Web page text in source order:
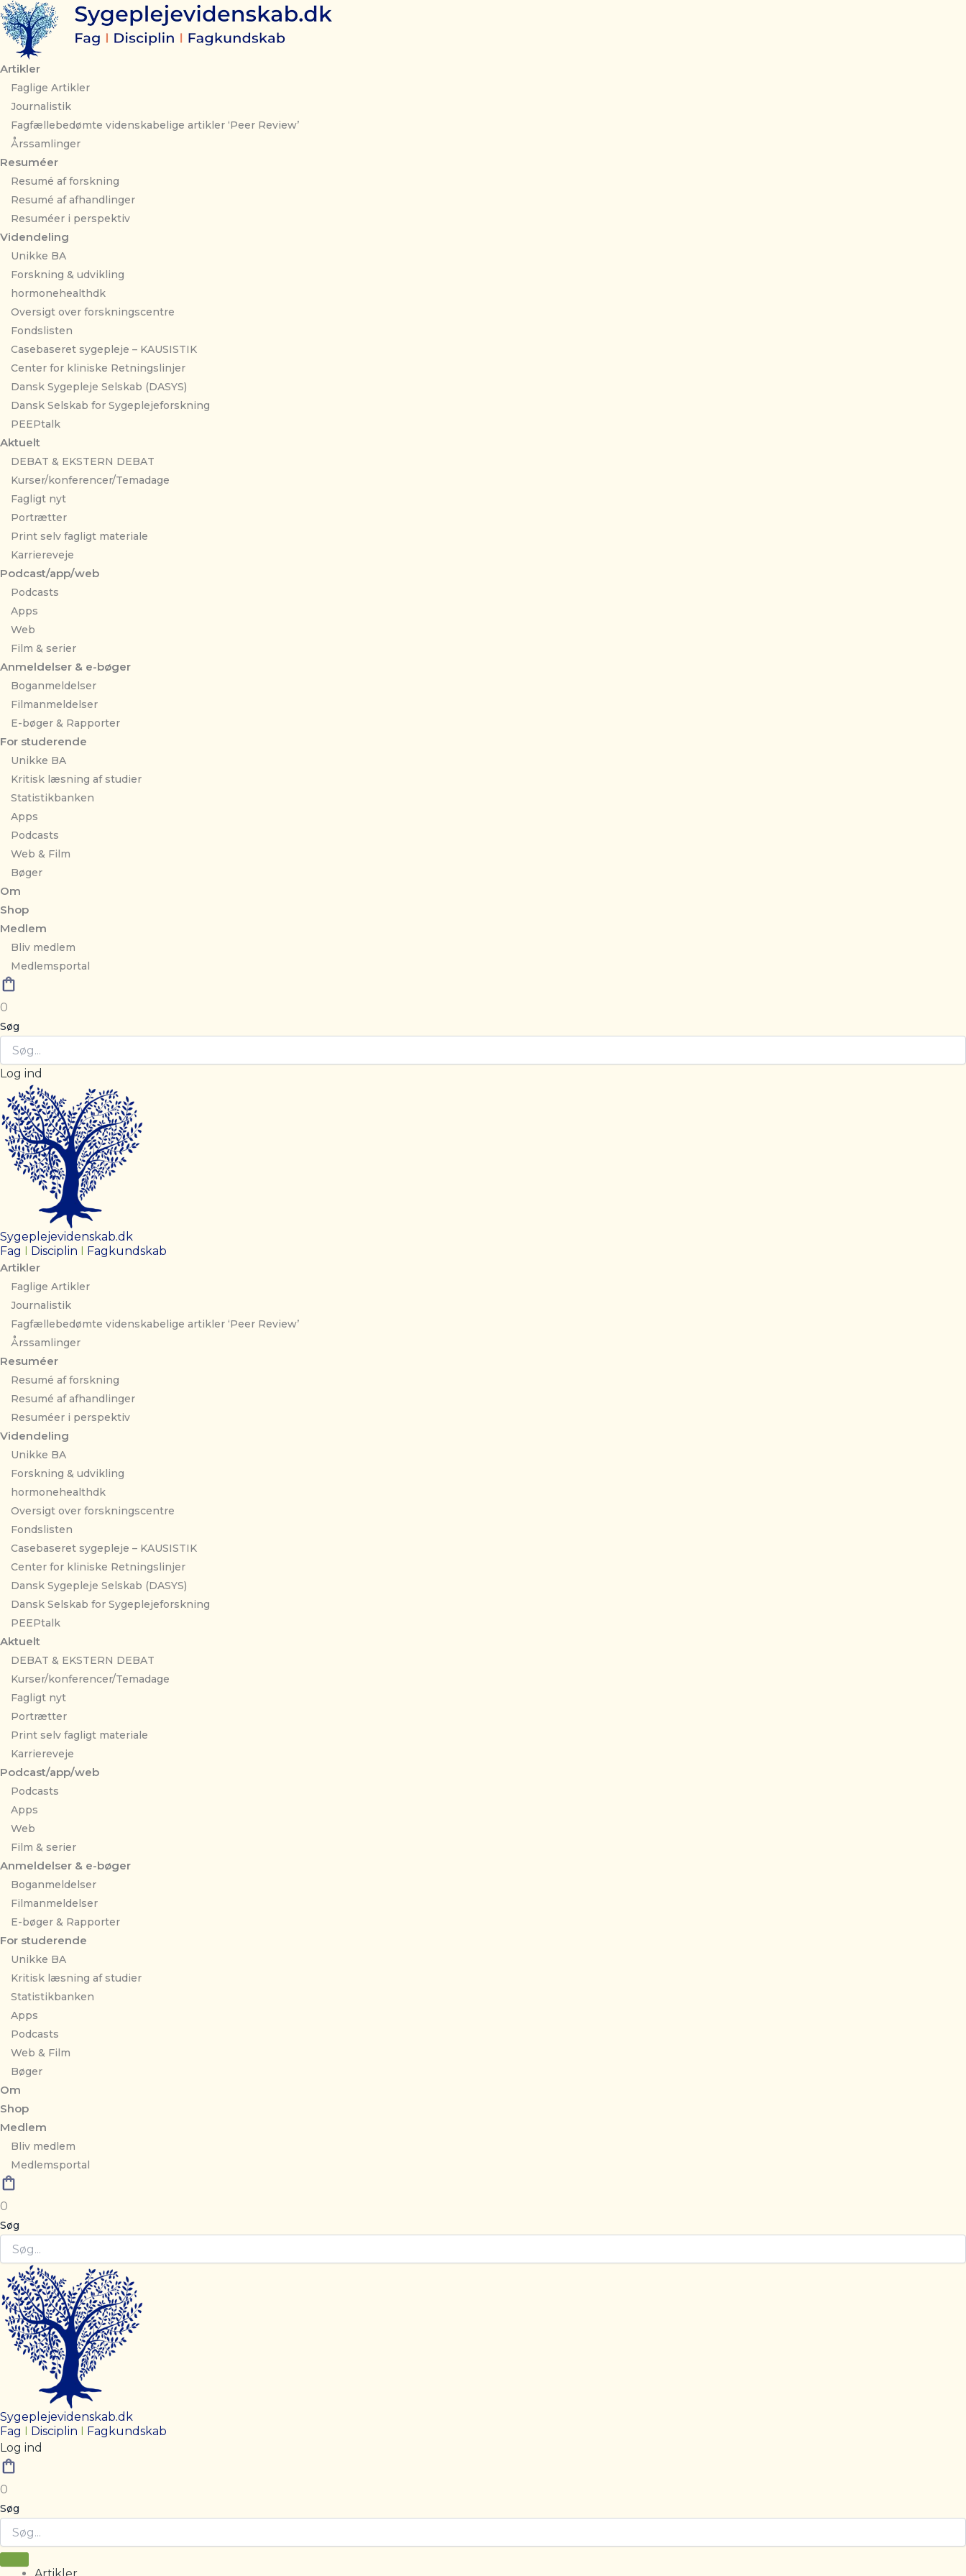
Gå
til
indholdet
Artikler
Faglige Artikler
Journalistik
Fagfællebedømte videnskabelige artikler ‘Peer Review’
Årssamlinger
Resuméer
Resumé af forskning
Resumé af afhandlinger
Resuméer i perspektiv
Videndeling
Unikke BA
Forskning & udvikling
hormonehealthdk
Oversigt over forskningscentre
Fondslisten
Casebaseret sygepleje – KAUSISTIK
Center for kliniske Retningslinjer
Dansk Sygepleje Selskab (DASYS)
Dansk Selskab for Sygeplejeforskning
PEEPtalk
Aktuelt
DEBAT & EKSTERN DEBAT
Kurser/konferencer/Temadage
Fagligt nyt
Portrætter
Print selv fagligt materiale
Karriereveje
Podcast/app/web
Podcasts
Apps
Web
Film & serier
Anmeldelser & e-bøger
Boganmeldelser
Filmanmeldelser
E-bøger & Rapporter
For studerende
Unikke BA
Kritisk læsning af studier
Statistikbanken
Apps
Podcasts
Web & Film
Bøger
Om
Shop
Medlem
Bliv medlem
Medlemsportal
0
Søg
Log ind
Sygeplejevidenskab.dk
Fag I Disciplin I Fagkundskab
Artikler
Faglige Artikler
Journalistik
Fagfællebedømte videnskabelige artikler ‘Peer Review’
Årssamlinger
Resuméer
Resumé af forskning
Resumé af afhandlinger
Resuméer i perspektiv
Videndeling
Unikke BA
Forskning & udvikling
hormonehealthdk
Oversigt over forskningscentre
Fondslisten
Casebaseret sygepleje – KAUSISTIK
Center for kliniske Retningslinjer
Dansk Sygepleje Selskab (DASYS)
Dansk Selskab for Sygeplejeforskning
PEEPtalk
Aktuelt
DEBAT & EKSTERN DEBAT
Kurser/konferencer/Temadage
Fagligt nyt
Portrætter
Print selv fagligt materiale
Karriereveje
Podcast/app/web
Podcasts
Apps
Web
Film & serier
Anmeldelser & e-bøger
Boganmeldelser
Filmanmeldelser
E-bøger & Rapporter
For studerende
Unikke BA
Kritisk læsning af studier
Statistikbanken
Apps
Podcasts
Web & Film
Bøger
Om
Shop
Medlem
Bliv medlem
Medlemsportal
0
Søg
Sygeplejevidenskab.dk
Fag I Disciplin I Fagkundskab
Log ind
0
Søg